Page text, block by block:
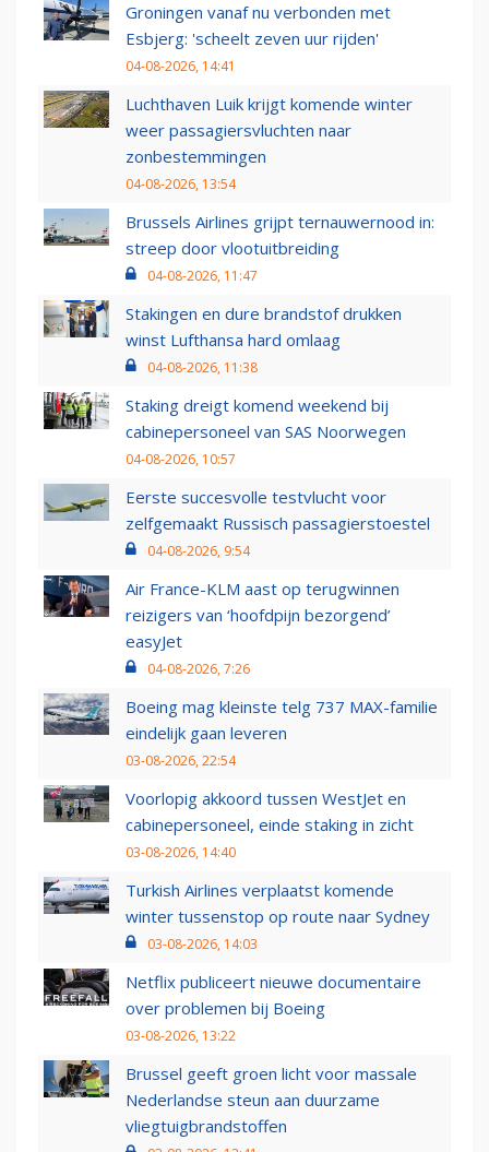
Groningen vanaf nu verbonden met
Esbjerg: 'scheelt zeven uur rijden'
04-08-2026, 14:41
Luchthaven Luik krijgt komende winter
weer passagiersvluchten naar
zonbestemmingen
04-08-2026, 13:54
Brussels Airlines grijpt ternauwernood in:
streep door vlootuitbreiding
04-08-2026, 11:47
Stakingen en dure brandstof drukken
winst Lufthansa hard omlaag
04-08-2026, 11:38
Staking dreigt komend weekend bij
cabinepersoneel van SAS Noorwegen
04-08-2026, 10:57
Eerste succesvolle testvlucht voor
zelfgemaakt Russisch passagierstoestel
04-08-2026, 9:54
Air France-KLM aast op terugwinnen
reizigers van ‘hoofdpijn bezorgend’
easyJet
04-08-2026, 7:26
Boeing mag kleinste telg 737 MAX-familie
eindelijk gaan leveren
03-08-2026, 22:54
Voorlopig akkoord tussen WestJet en
cabinepersoneel, einde staking in zicht
03-08-2026, 14:40
Turkish Airlines verplaatst komende
winter tussenstop op route naar Sydney
03-08-2026, 14:03
Netflix publiceert nieuwe documentaire
over problemen bij Boeing
03-08-2026, 13:22
Brussel geeft groen licht voor massale
Nederlandse steun aan duurzame
vliegtuigbrandstoffen